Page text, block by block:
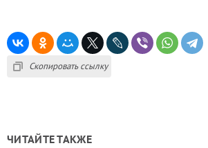
Скопировать ссылку
ЧИТАЙТЕ ТАКЖЕ